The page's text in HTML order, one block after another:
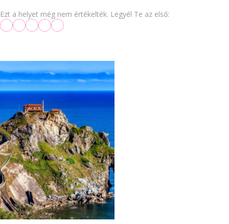
Ezt a helyet még nem értékelték. Legyél Te az első: